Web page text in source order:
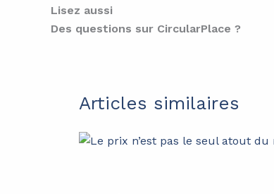
Lisez aussi
Des questions sur CircularPlace ?
Articles similaires